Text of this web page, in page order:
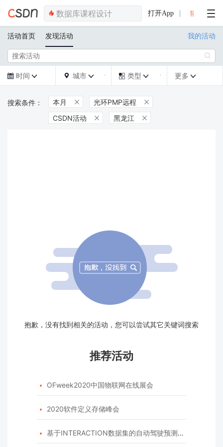
打开App
活动首页 发现活动 我的活动

 时间   城市   类型  更多 
本月  光环PMP远程 
CSDN活动  黑龙江 
抱歉，没有找到相关的活动，您可以尝试其它关键词搜索
推荐活动
 OFweek2020中国物联网在线展会
 2020软件定义存储峰会
 基于INTERACTION数据集的自动驾驶预测模型挑战赛